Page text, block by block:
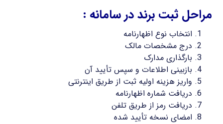
مراحل ثبت برند در سامانه :
انتخاب نوع اظهارنامه
درج مشخصات مالک
بارگذاری مدارک
بازبینی اطلاعات و سپس تأیید آن
واریز هزینه اولیه ثبت از طریق اینترنتی
دریافت شماره اظهارنامه
دریافت رمز از طریق تلفن
امضای نسخه تأیید شده